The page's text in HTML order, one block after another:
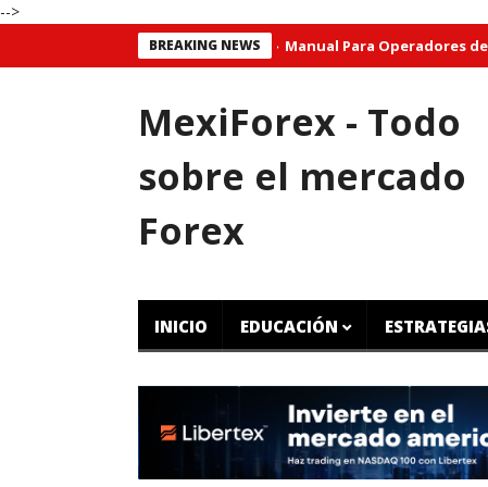
-->
BREAKING NEWSManual Para Operadores de CFD
MexiForex - Todo
sobre el mercado
Forex
INICIO EDUCACIÓN